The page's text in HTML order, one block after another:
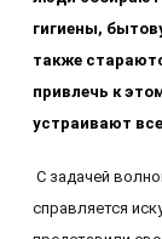
гигиены,
также
привлечь к
устраивают
С задачей
справляется